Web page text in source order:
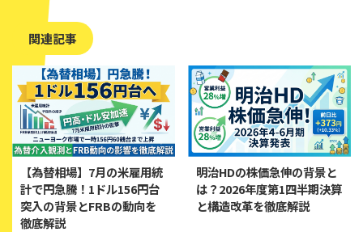
関連記事
【為替相場】7月の米雇用統
計で円急騰！1ドル156円台
突入の背景とFRBの動向を
徹底解説
明治HDの株価急伸の背景と
は？2026年度第1四半期決算
と構造改革を徹底解説